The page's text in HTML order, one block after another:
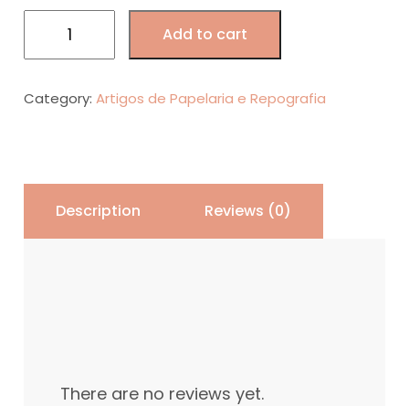
Agrafado
Preta
Pajory
Xadrez
quantity
Add to cart
Category:Artigos de Papelaria e Repografia
Description Reviews (0)
There are no reviews yet.